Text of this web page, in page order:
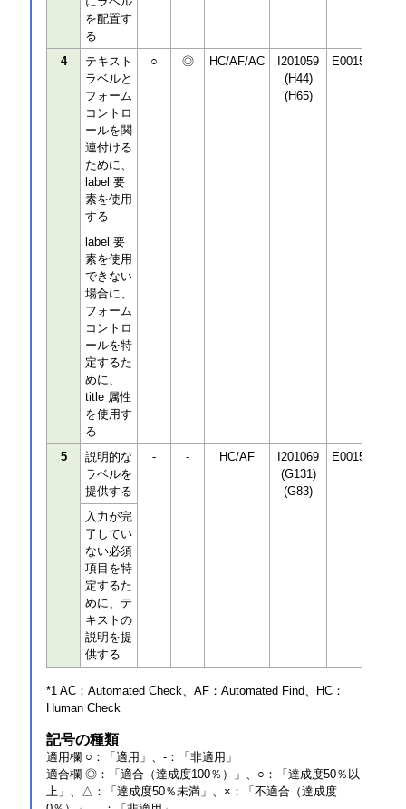
を配置す
る
4
テキスト
ラベルと
フォーム
コントロ
ールを関
連付ける
ために、
label 要
素を使用
する
○ ◎ HC/AF/AC
I201059
(H44)
(H65)
E001506
label 要
素を使用
できない
場合に、
フォーム
コントロ
ールを特
定するた
めに、
title 属性
を使用す
る
5
説明的な
ラベルを
提供する
- - HC/AF
I201069
(G131)
(G83)
E001506
入力が完
了してい
ない必須
項目を特
定するた
めに、テ
キストの
説明を提
供する
*1 AC： Automated Check、AF： Automated Find、HC：
Human Check
記号の種類
適用欄 ○：「適用」、-：「非適用」
適合欄 ◎：「適合（達成度100％）」、○：「達成度50％以
上」、△：「達成度50％未満」、×：「不適合（達成度